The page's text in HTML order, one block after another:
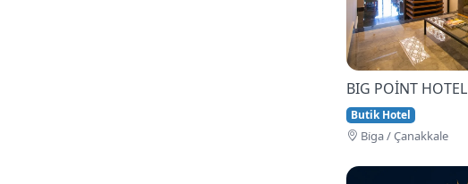
BIG POİNT HOTEL
Butik Hotel
Bi̇ga / Çanakkale